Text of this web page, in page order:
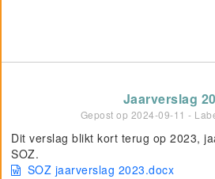
Jaarverslag
Gepost op 2024-09-11 -
Dit verslag blikt kort terug op 2023,
SOZ.
SOZ jaarverslag 2023.docx